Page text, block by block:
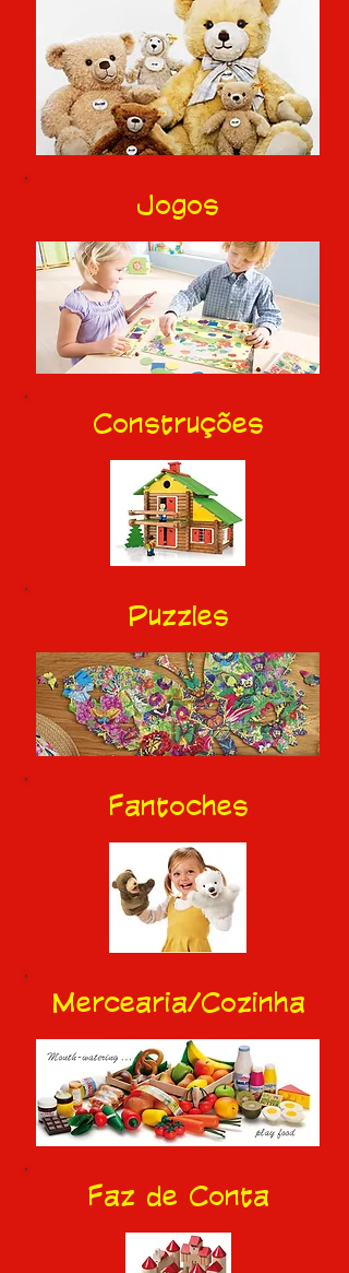
Jogos
Construções
Puzzles
Fantoches
Mercearia/Cozinha
Faz de Conta